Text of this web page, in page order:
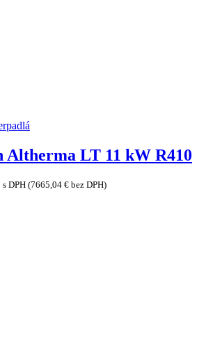
Altherma LT 11 kW R410
s DPH (7665,04 € bez DPH)